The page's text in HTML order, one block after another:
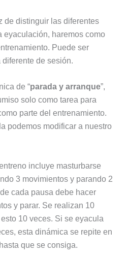
de distinguir las diferentes
eyaculación, haremos como
Puede ser
de sesión.
de “parada y arranque”,
solo como tarea para
parte del entrenamiento.
podemos modificar a nuestro
incluye masturbarse
3 movimientos y parando 2
cada pausa debe hacer
y parar. Se realizan 10
10 veces. Si se eyacula
esta dinámica se repite en
que se consiga.